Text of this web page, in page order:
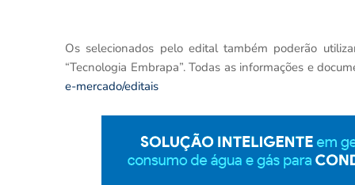
Os selecionados pelo edital também poderão
“Tecnologia Embrapa”. Todas as informações e
e-mercado/editais